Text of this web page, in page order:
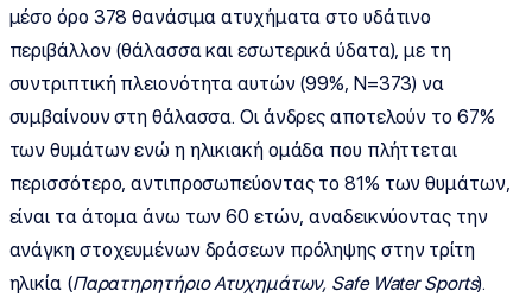
μέσο όρο 378 θανάσιμα ατυχήματα στο υδάτινο
περιβάλλον (θάλασσα και εσωτερικά ύδατα), με τη
συντριπτική πλειονότητα αυτών (99%, Ν=373) να
συμβαίνουν στη θάλασσα. Οι άνδρες αποτελούν το 67%
των θυμάτων ενώ η ηλικιακή ομάδα που πλήττεται
περισσότερο, αντιπροσωπεύοντας το 81% των θυμάτων,
είναι τα άτομα άνω των 60 ετών, αναδεικνύοντας την
ανάγκη στοχευμένων δράσεων πρόληψης στην τρίτη
ηλικία (Παρατηρητήριο Ατυχημάτων, Safe Water Sports).